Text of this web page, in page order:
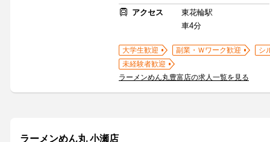
アクセス
東花輪駅
車4分
大学生歓迎 副業・Ｗワーク歓迎
シ
未経験者歓迎
ラーメンめん丸豊富店の求人一覧を見る
ラーメンめん丸 小瀬店